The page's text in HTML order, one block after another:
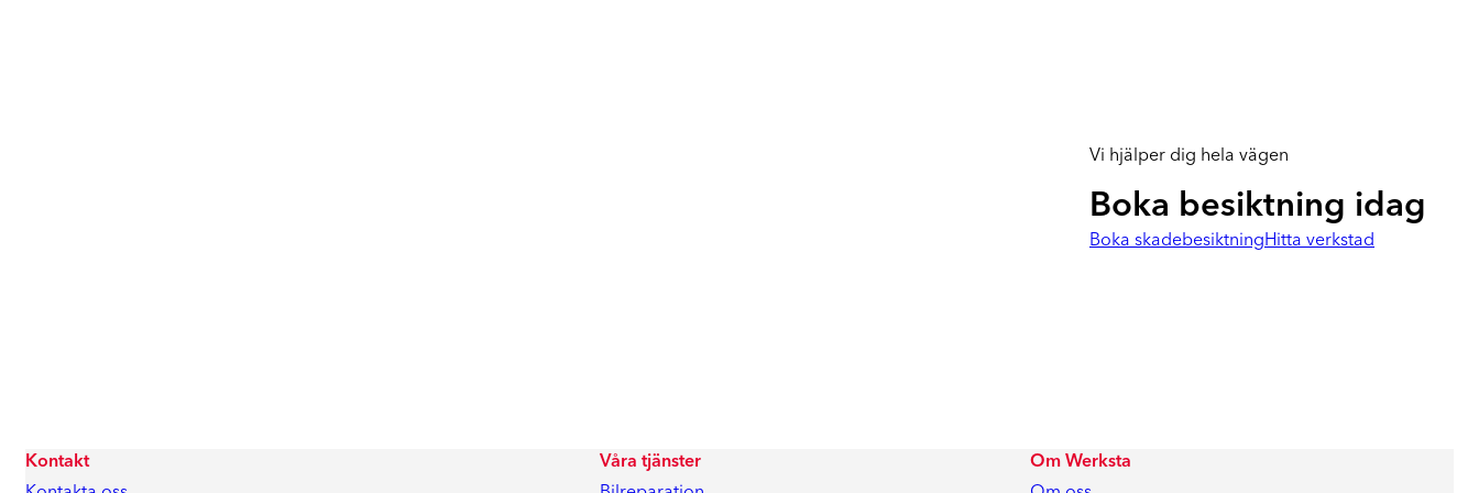
Vi hjälper dig hela vägen
Boka besiktning idag
Boka skadebesiktningHitta verkstad
Kontakt
Våra tjänster
Om Werksta